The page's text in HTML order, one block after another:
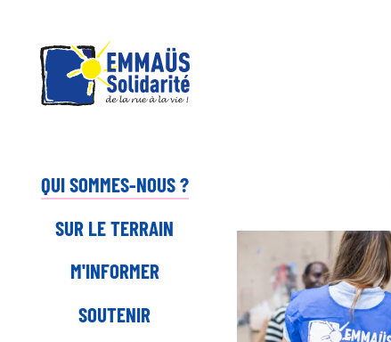
Aller
contenu
QUI SOMMES-NOUS ?
SUR LE TERRAIN
M'INFORMER
SOUTENIR